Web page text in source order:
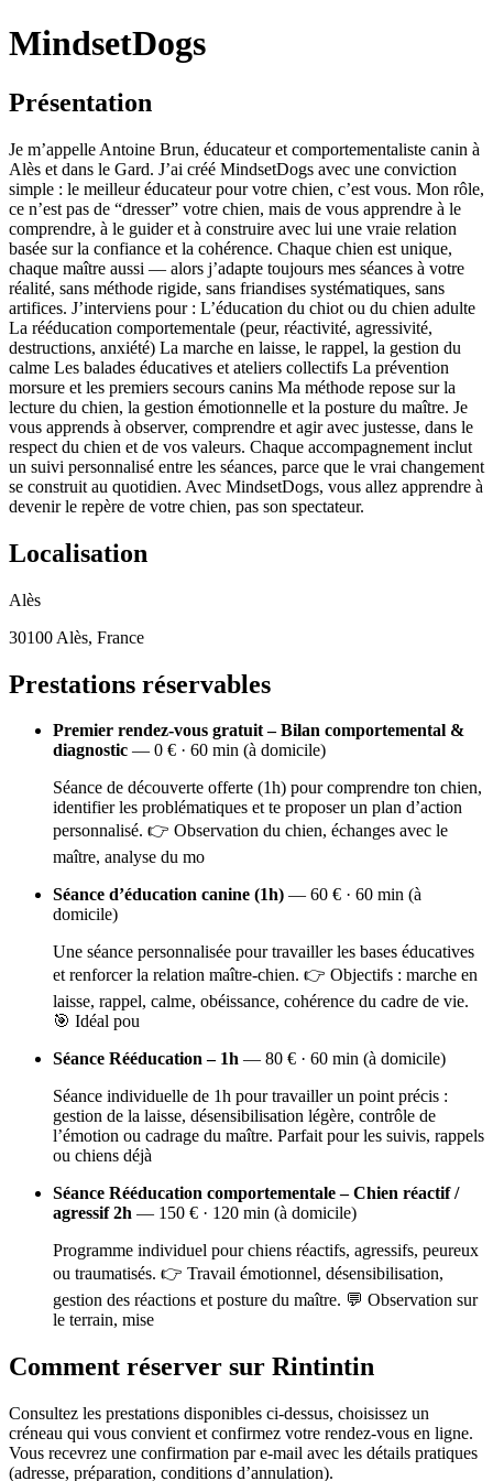
MindsetDogs
Présentation
Je m’appelle Antoine Brun, éducateur et comportementaliste canin à
Alès et dans le Gard. J’ai créé MindsetDogs avec une conviction
simple : le meilleur éducateur pour votre chien, c’est vous. Mon rôle,
ce n’est pas de “dresser” votre chien, mais de vous apprendre à le
comprendre, à le guider et à construire avec lui une vraie relation
basée sur la confiance et la cohérence. Chaque chien est unique,
chaque maître aussi — alors j’adapte toujours mes séances à votre
réalité, sans méthode rigide, sans friandises systématiques, sans
artifices. J’interviens pour : L’éducation du chiot ou du chien adulte
La rééducation comportementale (peur, réactivité, agressivité,
destructions, anxiété) La marche en laisse, le rappel, la gestion du
calme Les balades éducatives et ateliers collectifs La prévention
morsure et les premiers secours canins Ma méthode repose sur la
lecture du chien, la gestion émotionnelle et la posture du maître. Je
vous apprends à observer, comprendre et agir avec justesse, dans le
respect du chien et de vos valeurs. Chaque accompagnement inclut
un suivi personnalisé entre les séances, parce que le vrai changement
se construit au quotidien. Avec MindsetDogs, vous allez apprendre à
devenir le repère de votre chien, pas son spectateur.
Localisation
Alès
30100 Alès, France
Prestations réservables
Premier rendez-vous gratuit – Bilan comportemental &
diagnostic — 0 € · 60 min (à domicile)
Séance de découverte offerte (1h) pour comprendre ton chien,
identifier les problématiques et te proposer un plan d’action
personnalisé. 👉 Observation du chien, échanges avec le
maître, analyse du mo
Séance d’éducation canine (1h) — 60 € · 60 min (à
domicile)
Une séance personnalisée pour travailler les bases éducatives
et renforcer la relation maître-chien. 👉 Objectifs : marche en
laisse, rappel, calme, obéissance, cohérence du cadre de vie.
🎯 Idéal pou
Séance Rééducation – 1h — 80 € · 60 min (à domicile)
Séance individuelle de 1h pour travailler un point précis :
gestion de la laisse, désensibilisation légère, contrôle de
l’émotion ou cadrage du maître. Parfait pour les suivis, rappels
ou chiens déjà
Séance Rééducation comportementale – Chien réactif /
agressif 2h — 150 € · 120 min (à domicile)
Programme individuel pour chiens réactifs, agressifs, peureux
ou traumatisés. 👉 Travail émotionnel, désensibilisation,
gestion des réactions et posture du maître. 💬 Observation sur
le terrain, mise
Comment réserver sur Rintintin
Consultez les prestations disponibles ci-dessus, choisissez un
créneau qui vous convient et confirmez votre rendez-vous en ligne.
Vous recevrez une confirmation par e-mail avec les détails pratiques
(adresse, préparation, conditions d’annulation).